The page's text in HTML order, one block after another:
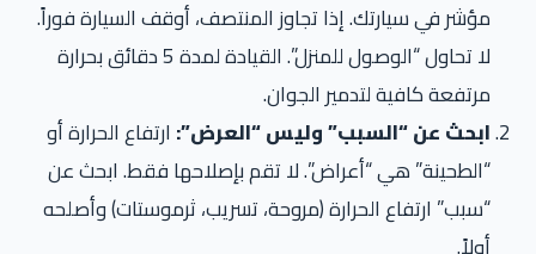
مؤشر في سيارتك. إذا تجاوز المنتصف، أوقف السيارة فوراً.
لا تحاول “الوصول للمنزل”. القيادة لمدة 5 دقائق بحرارة
مرتفعة كافية لتدمير الجوان.
ابحث عن “السبب” وليس “العرض”:ارتفاع الحرارة أو
“الطحينة” هي “أعراض”. لا تقم بإصلاحها فقط. ابحث عن
“سبب” ارتفاع الحرارة (مروحة، تسريب، ثرموستات) وأصلحه